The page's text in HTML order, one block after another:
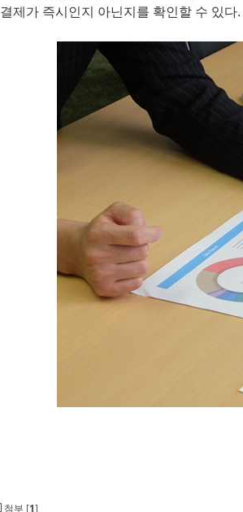
결제가 즉시인지 아닌지를 확인할 수 있다.
첨부 [1]